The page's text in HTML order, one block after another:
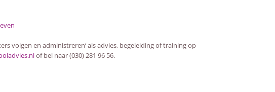
volgen en administreren‘ als advies, begeleiding of training op
of bel naar (030) 281 96 56.